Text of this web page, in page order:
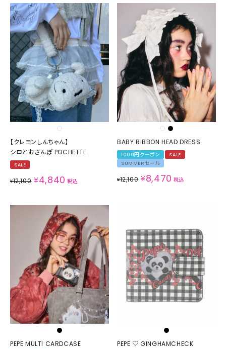
【クレヨンしんちゃん】
シロとおさんぽ POCHETTE
SALE
¥12,100 ¥4,840 税込
BABY RIBBON HEAD DRESS
1000円クーポン
SALE
SUMMERセール
¥12,100 ¥8,470 税込
PEPE MULTI CARDCASE
PEPE ♡ GINGHAMCHECK